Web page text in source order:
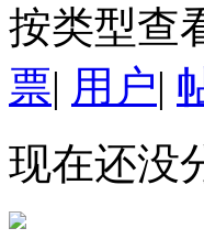
按类型查
票| 用户|
现在还没